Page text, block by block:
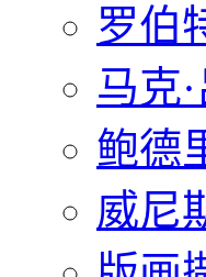
罗伯
马克
鲍德
威尼